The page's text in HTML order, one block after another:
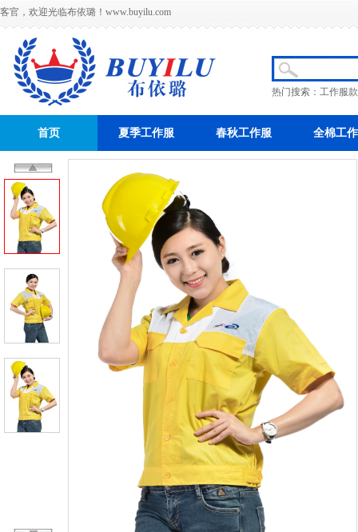
客官，欢迎光临布依璐！ www.buyilu.com
热门搜索： 工作服
首页 夏季工作服 春秋工作服 全棉工